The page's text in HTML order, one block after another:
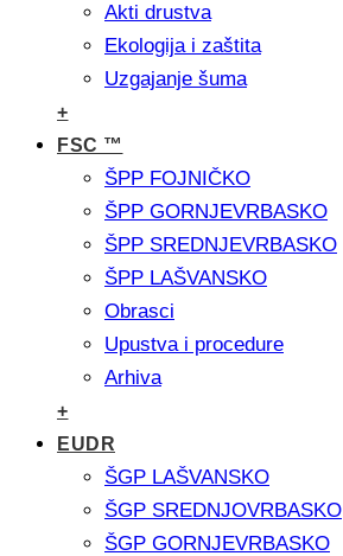
Akti drustva
Ekologija i zaštita
Uzgajanje šuma
+
FSC ™
ŠPP FOJNIČKO
ŠPP GORNJEVRBASKO
ŠPP SREDNJEVRBASKO
ŠPP LAŠVANSKO
Obrasci
Upustva i procedure
Arhiva
+
EUDR
ŠGP LAŠVANSKO
ŠGP SREDNJOVRBASKO
ŠGP GORNJEVRBASKO